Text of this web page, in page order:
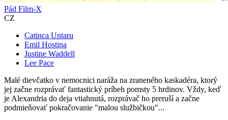
Pád Film-X
CZ
Catinca Untaru
Emil Hostina
Justine Waddell
Lee Pace
Malé dievčatko v nemocnici naráža na zraneného kaskadéra, ktorý
jej začne rozprávať fantastický príbeh pomsty 5 hrdinov. Vždy, keď
je Alexandria do deja vtiahnutá, rozprávač ho preruší a začne
podmieňovať pokračovanie "malou službičkou"...